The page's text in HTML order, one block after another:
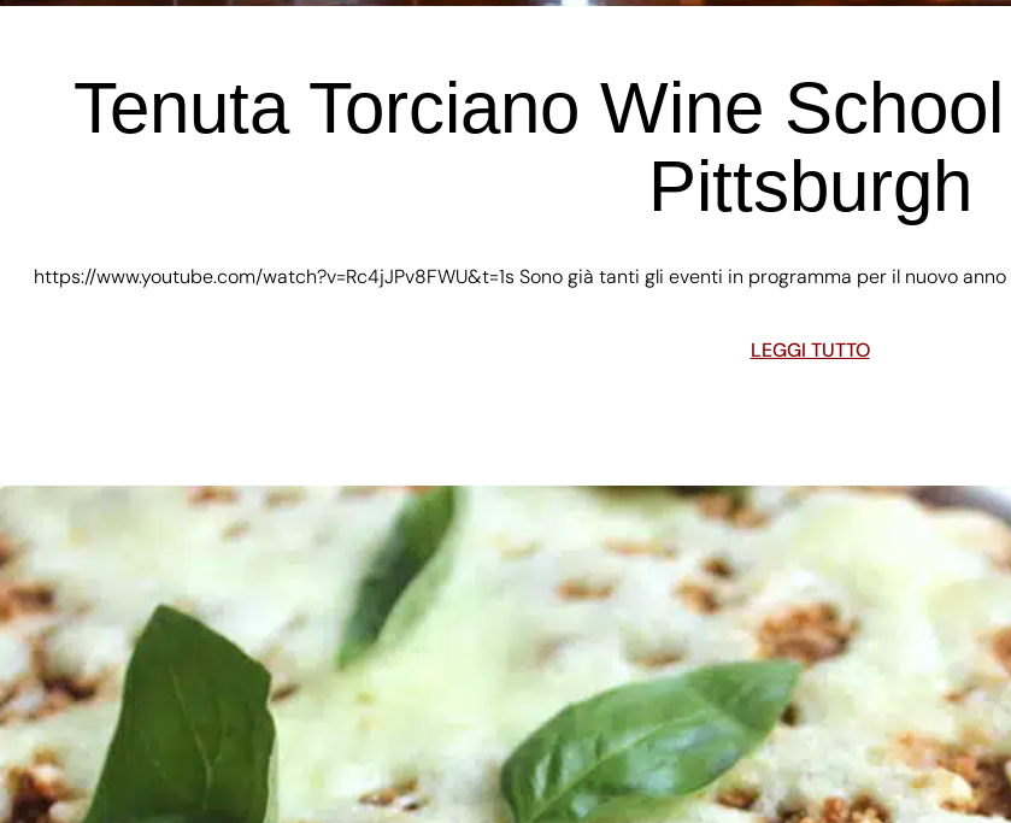
Tenuta Torciano Wine
Pittsburgh
https://www.youtube.com/watch?v=Rc4jJPv8FWU&t=1s Sono già tanti gli eventi in programma per il nuovo
LEGGI TUTTO